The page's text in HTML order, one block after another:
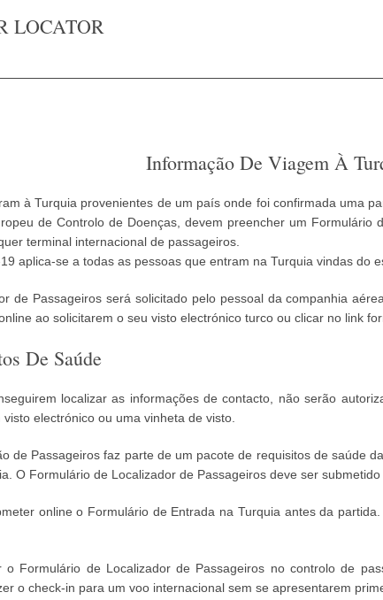
LOCATOR
Informação De Viagem À
à Turquia provenientes de um país onde foi confirmada uma
de Controlo de Doenças, devem preencher um Formulário
terminal internacional de passageiros.
aplica-se a todas as pessoas que entram na Turquia vindas do
de Passageiros será solicitado pelo pessoal da companhia
ao solicitarem o seu visto electrónico turco ou clicar no link
De Saúde
localizar as informações de contacto, não serão
electrónico ou uma vinheta de visto.
de Passageiros faz parte de um pacote de requisitos de saúde
O Formulário de Localizador de Passageiros deve ser submetido
online o Formulário de Entrada na Turquia antes da
o Formulário de Localizador de Passageiros no controlo de
o check-in para um voo internacional sem se apresentarem